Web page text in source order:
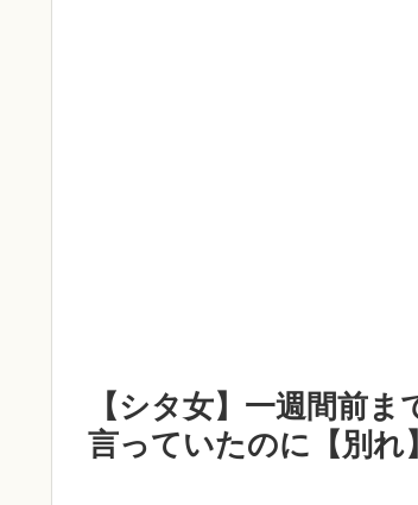
【シタ女】一週間前
言っていたのに【別れ】